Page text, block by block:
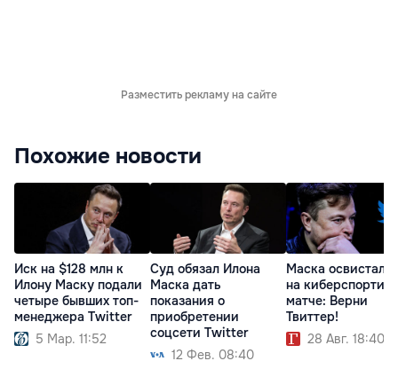
Разместить рекламу на сайте
Похожие новости
Иск на $128 млн к
Илону Маску подали
четыре бывших топ-
менеджера Twitter
5 Мар. 11:52
Суд обязал Илона
Маска дать
показания о
приобретении
соцсети Twitter
12 Фев. 08:40
Маска освистали
на
матче: Верни
Твиттер!
28 Авг. 18:40